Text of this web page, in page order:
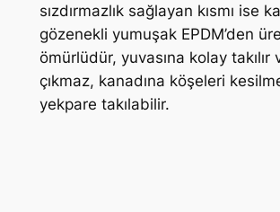
sızdırmazlık sağlayan kısmı ise
gözenekli yumuşak EPDM’den
ömürlüdür, yuvasına kolay takılır
çıkmaz, kanadına köşeleri
yekpare takılabilir.